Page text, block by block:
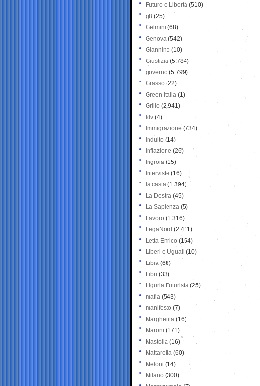
Futuro e Libertà (510)
g8 (25)
Gelmini (68)
Genova (542)
Giannino (10)
Giustizia (5.784)
governo (5.799)
Grasso (22)
Green Italia (1)
Grillo (2.941)
Idv (4)
Immigrazione (734)
indulto (14)
inflazione (26)
Ingroia (15)
Interviste (16)
la casta (1.394)
La Destra (45)
La Sapienza (5)
Lavoro (1.316)
LegaNord (2.411)
Letta Enrico (154)
Liberi e Uguali (10)
Libia (68)
Libri (33)
Liguria Futurista (25)
mafia (543)
manifesto (7)
Margherita (16)
Maroni (171)
Mastella (16)
Mattarella (60)
Meloni (14)
Milano (300)